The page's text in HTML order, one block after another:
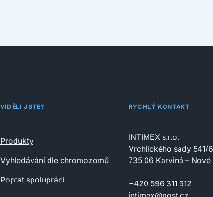
VIDĚLI JSTE?
Produkty
Vyhledávání dle chromozomů
Poptat spolupráci
RYCHLÝ KONTAKT
INTIMEX s.r.o.
Vrchlického sady 541/6
735 06 Karviná – Nové
+420 596 311 612
intimex@post.cz